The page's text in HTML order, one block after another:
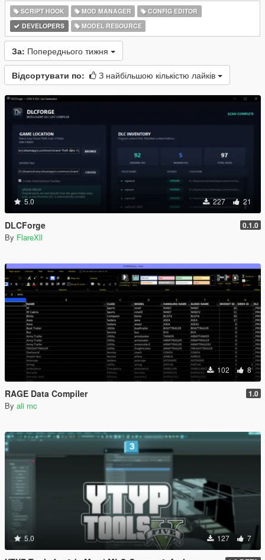
SCRIPT HOOK MOD MANAGER
CONFIG EDITOR
DEVELOPERS
MODEL RESOURCE
За: Попереднього тижня
Відсортувати по: З найбільшою кількістю лайків
5.0 227 21
DLCForge 0.1.0
By FlareXll
102 8
RAGE Data Compiler 1.0
By ali mc
5.0 127 7